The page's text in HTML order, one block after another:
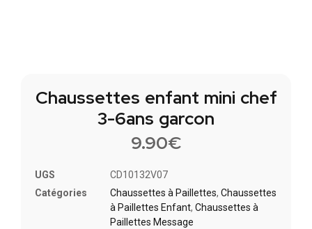
Chaussettes enfant mini chef
3-6ans garcon
9.90€
UGS
CD10132V07
Catégories
Chaussettes à Paillette​s, Chaussettes
à Paillettes Enfant​, Chaussettes à
Paillettes Message​